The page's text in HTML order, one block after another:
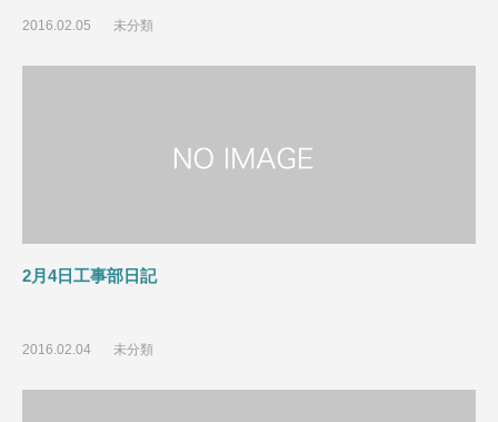
2016.02.05 未分類
2月4日工事部日記
2016.02.04 未分類